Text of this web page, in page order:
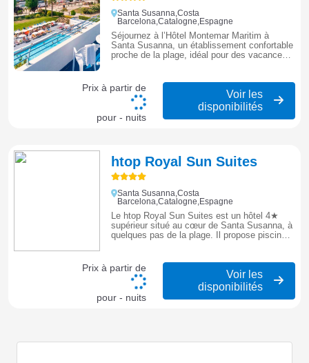
Santa Susanna,Costa
Barcelona,Catalogne,Espagne
Séjournez à l’Hôtel Montemar Maritim à
Santa Susanna, un établissement confortable
proche de la plage, idéal pour des vacances
Prix à partir de
pour - nuits
Voir les
disponibilités
htop Royal Sun Suites
Santa Susanna,Costa
Barcelona,Catalogne,Espagne
Le htop Royal Sun Suites est un hôtel 4★
supérieur situé au cœur de Santa Susanna, à
quelques pas de la plage. Il propose piscines
Prix à partir de
pour - nuits
Voir les
disponibilités